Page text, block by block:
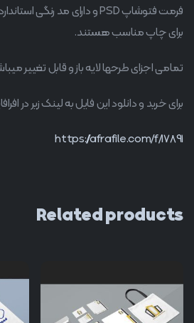
برای چاپ مناسب هستند.
تمامی اجزای طرحها لایه باز و قابل تغییر
برای خرید و دانلود این فایل به لینک زیر در
https://afrafile.com/f/17891
Related products